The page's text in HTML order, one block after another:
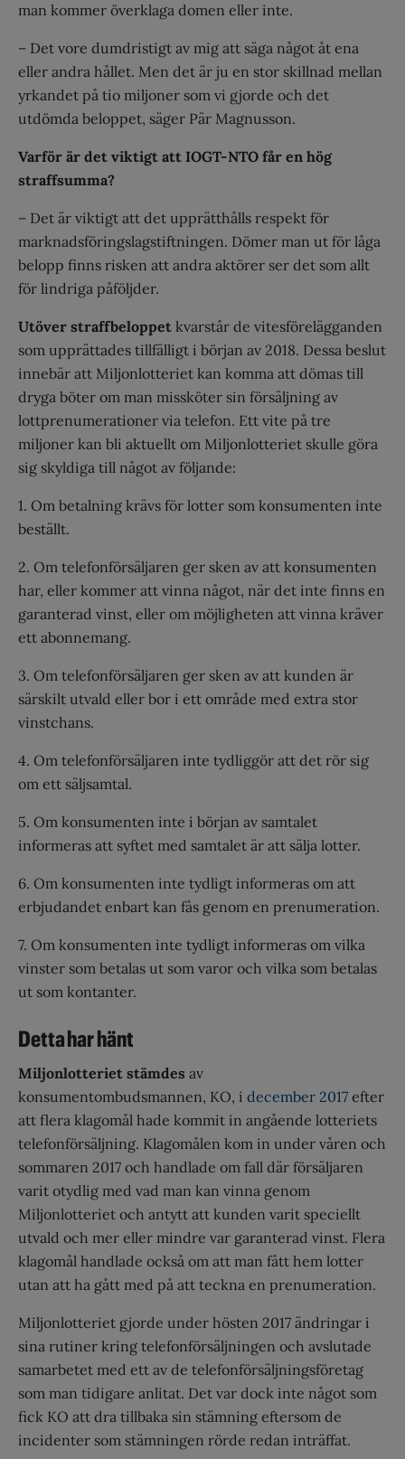
man kommer överklaga domen eller inte.
– Det vore dumdristigt av mig att säga något åt ena
eller andra hållet. Men det är ju en stor skillnad mellan
yrkandet på tio miljoner som vi gjorde och det
utdömda beloppet, säger Pär Magnusson.
Varför är det viktigt att IOGT-NTO får en hög
straffsumma?
– Det är viktigt att det upprätthålls respekt för
marknadsföringslagstiftningen. Dömer man ut för låga
belopp finns risken att andra aktörer ser det som allt
för lindriga påföljder.
Utöver straffbeloppet kvarstår de vitesförelägganden
som upprättades tillfälligt i början av 2018. Dessa beslut
innebär att Miljonlotteriet kan komma att dömas till
dryga böter om man missköter sin försäljning av
lottprenumerationer via telefon. Ett vite på tre
miljoner kan bli aktuellt om Miljonlotteriet skulle göra
sig skyldiga till något av följande:
1. Om betalning krävs för lotter som konsumenten inte
beställt.
2. Om telefonförsäljaren ger sken av att konsumenten
har, eller kommer att vinna något, när det inte finns en
garanterad vinst, eller om möjligheten att vinna kräver
ett abonnemang.
3. Om telefonförsäljaren ger sken av att kunden är
särskilt utvald eller bor i ett område med extra stor
vinstchans.
4. Om telefonförsäljaren inte tydliggör att det rör sig
om ett säljsamtal.
5. Om konsumenten inte i början av samtalet
informeras att syftet med samtalet är att sälja lotter.
6. Om konsumenten inte tydligt informeras om att
erbjudandet enbart kan fås genom en prenumeration.
7. Om konsumenten inte tydligt informeras om vilka
vinster som betalas ut som varor och vilka som betalas
ut som kontanter.
Detta har hänt
Miljonlotteriet stämdes av
konsumentombudsmannen, KO, i december 2017 efter
att flera klagomål hade kommit in angående lotteriets
telefonförsäljning. Klagomålen kom in under våren och
sommaren 2017 och handlade om fall där försäljaren
varit otydlig med vad man kan vinna genom
Miljonlotteriet och antytt att kunden varit speciellt
utvald och mer eller mindre var garanterad vinst. Flera
klagomål handlade också om att man fått hem lotter
utan att ha gått med på att teckna en prenumeration.
Miljonlotteriet gjorde under hösten 2017 ändringar i
sina rutiner kring telefonförsäljningen och avslutade
samarbetet med ett av de telefonförsäljningsföretag
som man tidigare anlitat. Det var dock inte något som
fick KO att dra tillbaka sin stämning eftersom de
incidenter som stämningen rörde redan inträffat.